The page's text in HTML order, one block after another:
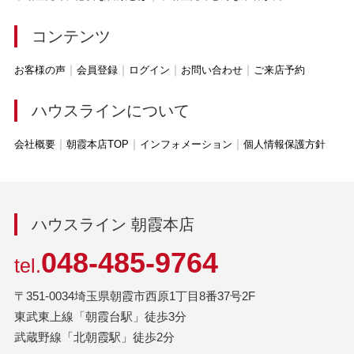
コンテンツ
お客様の声 会員登録 ログイン お問い合わせ ご来店予約
ハウスラインについて
会社概要 朝霞本店TOP インフォメーション 個人情報保護方針
ハウスライン 朝霞本店
tel.048-485-9764
〒351-0034埼玉県朝霞市西原1丁目8番37号2F
東武東上線「朝霞台駅」徒歩3分
武蔵野線「北朝霞駅」徒歩2分